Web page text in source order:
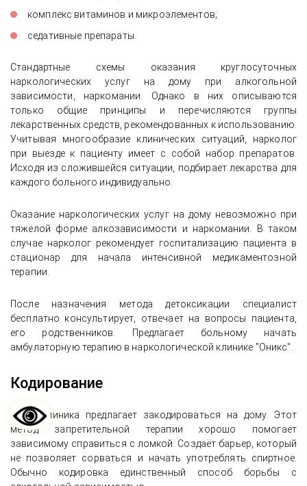
комплекс витаминов и микроэлементов;
седативные препараты.
Стандартные схемы оказания круглосуточных
наркологических услуг на дому при алкогольной
зависимости, наркомании. Однако в них описываются
только общие принципы и перечисляются группы
лекарственных средств, рекомендованных к использованию.
Учитывая многообразие клинических ситуаций, нарколог
при выезде к пациенту имеет с собой набор препаратов.
Исходя из сложившейся ситуации, подбирает лекарства для
каждого больного индивидуально.
Оказание наркологических услуг на дому невозможно при
тяжёлой форме алкозависимости и наркомании. В таком
случае нарколог рекомендует госпитализацию пациента в
стационар для начала интенсивной медикаментозной
терапии.
После назначения метода детоксикации специалист
бесплатно консультирует, отвечает на вопросы пациента,
его родственников. Предлагает больному начать
амбулаторную терапию в наркологической клинике "Оникс".
Кодирование
Наша клиника предлагает закодироваться на дому. Этот
метод запретительной терапии хорошо помогает
зависимому справиться с ломкой. Создаёт барьер, который
не позволяет сорваться и начать употреблять спиртное.
Обычно кодировка единственный способ борьбы с